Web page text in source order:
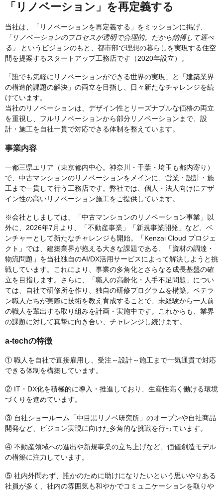
「リノベーション」を再定義する
当社は、「リノベーションを再定義する」をミッションに掲げ、
「リノベーションのプロセスが透明で合理的。だから納得して選べ
る」
というビジョンのもと、都市部で理想の暮らしを実現する住空
間を提案するスタートアップ工務店です（2020年設立）。
「誰でも気軽にリノベーションができる世界の実現」と「建築業界
の構造的課題の解決」の両立を目指し、日々新たなチャレンジを続
けています。
当社のリノベーションは、デザイン性とリーズナブルな価格の両立
を重視し、フルリノベーションから部分リノベーションまで、設
計・施工を自社一貫で対応できる体制を整えています。
事業内容
一都三県エリア（東京都内中心。神奈川・千葉・埼玉も都内寄り）
で、中古マンションのリノベーションをメインに、営業・設計・施
工まで一貫して行う工務店です。弊社では、個人・法人向けにデザ
イン性の高いリノベーション施工をご提供しています。
※会社としましては、「中古マンションのリノベーション事業」以
外に、2026年7月より、「不動産事業」「新規事業開発」など、ベ
ンチャーとして新たなチャレンジも開始。「Kenzai Cloud プロジェ
クト」では、建築業界が抱える大きな課題である、「資材の調達・
物流問題」を当社独自のAI/DX活用サービスによって解決しようと挑
戦しています。これにより、事業の多角化とさらなる成長基盤の確
立を目指します。さらに、「職人の高齢化・人手不足問題」につい
ては、自社で研修所を作り、独自の研修プログラムを構築。ベテラ
ン職人たちが実際に技術を教え育成することで、未経験から一人前
の職人を輩出する取り組みを計画・実施中です。これからも、業界
の課題に対して真摯に向き合い、チャレンジし続けます。
a-techの特徴
① 職人を自社で直接雇用し、受注～設計～施工まで一気通貫で対応
できる体制を構築しています。
② IT・DX化を積極的に導入・推進しており、生産性高く働ける環境
づくりを進めています。
③ 自社ショールーム「中目黒リノベ研究所」のオープンや自社商品
開発など、ビジョン実現に向けた多角的な挑戦を行っています。
④ 不動産領域への進出や新規事業の立ち上げなど、価値創造モデル
の構築に注力しています。
⑤ 社内外問わず、誰かのために助けになりたいという思いやりある
社員が多く、社内の雰囲気も和やかでコミュニケーションを取りや